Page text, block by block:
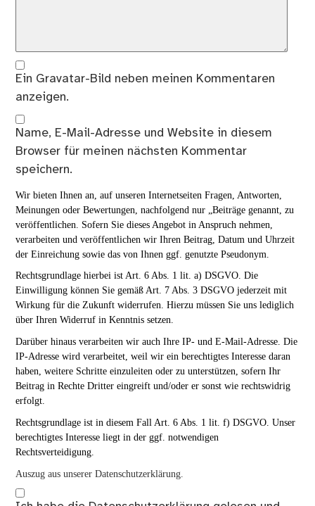
Ein Gravatar-Bild neben meinen Kommentaren
anzeigen.
Name, E-Mail-Adresse und Website in diesem
Browser für meinen nächsten Kommentar
speichern.
Wir bieten Ihnen an, auf unseren Internetseiten Fragen, Antworten,
Meinungen oder Bewertungen, nachfolgend nur „Beiträge genannt, zu
veröffentlichen. Sofern Sie dieses Angebot in Anspruch nehmen,
verarbeiten und veröffentlichen wir Ihren Beitrag, Datum und Uhrzeit
der Einreichung sowie das von Ihnen ggf. genutzte Pseudonym.
Rechtsgrundlage hierbei ist Art. 6 Abs. 1 lit. a) DSGVO. Die
Einwilligung können Sie gemäß Art. 7 Abs. 3 DSGVO jederzeit mit
Wirkung für die Zukunft widerrufen. Hierzu müssen Sie uns lediglich
über Ihren Widerruf in Kenntnis setzen.
Darüber hinaus verarbeiten wir auch Ihre IP- und E-Mail-Adresse. Die
IP-Adresse wird verarbeitet, weil wir ein berechtigtes Interesse daran
haben, weitere Schritte einzuleiten oder zu unterstützen, sofern Ihr
Beitrag in Rechte Dritter eingreift und/oder er sonst wie rechtswidrig
erfolgt.
Rechtsgrundlage ist in diesem Fall Art. 6 Abs. 1 lit. f) DSGVO. Unser
berechtigtes Interesse liegt in der ggf. notwendigen
Rechtsverteidigung.
Auszug aus unserer Datenschutzerklärung.